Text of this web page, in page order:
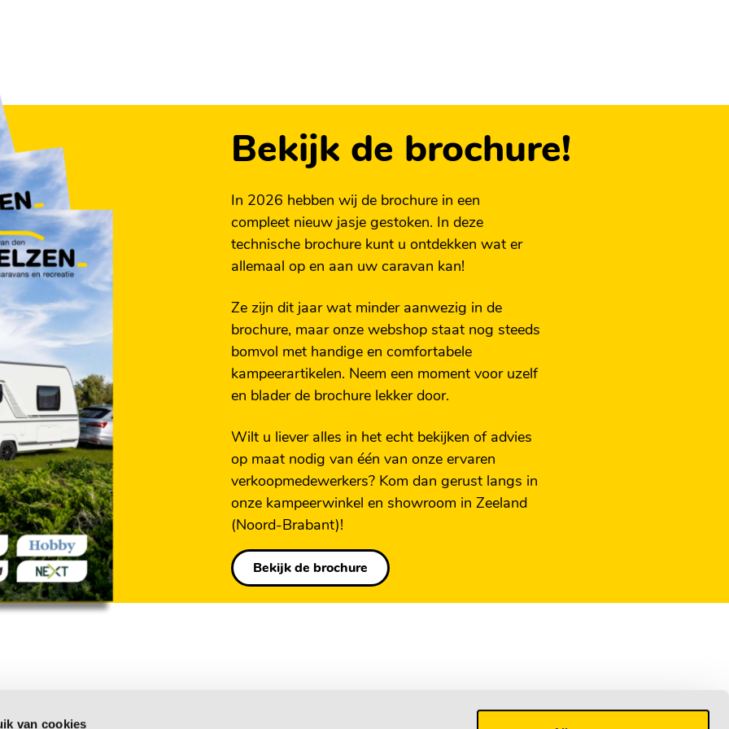
van cookies
en opbergruimte,
ontspanning.
één caravan. De
deze caravan tot
weg gaat of een
en
meer informatie
boven
dinette
rooster en
mm & Links ac
Bekijk de brochure!
In 2026 hebben wij de brochure in een
compleet nieuw jasje gestoken. In deze
technische brochure kunt u ontdekken wat er
allemaal op en aan uw caravan kan!
Ze zijn dit jaar wat minder aanwezig in de
brochure, maar onze webshop staat nog steeds
bomvol met handige en comfortabele
kampeerartikelen. Neem een moment voor uzelf
en blader de brochure lekker door.
Wilt u liever alles in het echt bekijken of advies
op maat nodig van één van onze ervaren
verkoopmedewerkers? Kom dan gerust langs in
onze kampeerwinkel en showroom in Zeeland
(Noord-Brabant)!
Bekijk de brochure